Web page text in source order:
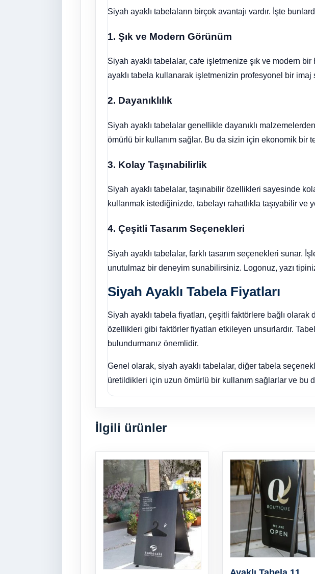
Siyah ayaklı tabelaların birçok avantajı vardır. İşte
1. Şık ve Modern Görünüm
Siyah ayaklı tabelalar, cafe işletmenize şık ve modern
ayaklı tabela kullanarak işletmenizin profesyonel bir
2. Dayanıklılık
Siyah ayaklı tabelalar genellikle dayanıklı
ömürlü bir kullanım sağlar. Bu da sizin için ekonomik bir
3. Kolay Taşınabilirlik
Siyah ayaklı tabelalar, taşınabilir özellikleri sayesinde
kullanmak istediğinizde, tabelayı rahatlıkla taşıyabilir ve
4. Çeşitli Tasarım Seçenekleri
Siyah ayaklı tabelalar, farklı tasarım seçenekleri sunar.
unutulmaz bir deneyim sunabilirsiniz. Logonuz, yazı
Siyah Ayaklı Tabela Fiyatları
Siyah ayaklı tabela fiyatları, çeşitli faktörlere bağlı
özellikleri gibi faktörler fiyatları etkileyen unsurlardır.
bulundurmanız önemlidir.
Genel olarak, siyah ayaklı tabelalar, diğer tabela
üretildikleri için uzun ömürlü bir kullanım sağlarlar ve bu
İlgili ürünler